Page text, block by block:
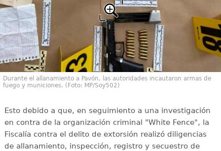
Durante el allanamiento a Pavón, las autoridades incautaron armas de
fuego y municiones. (Foto: MP/Soy502)
Esto debido a que, en seguimiento a una investigación
en contra de la organización criminal "White Fence", la
Fiscalía contra el delito de extorsión realizó diligencias
de allanamiento, inspección, registro y secuestro de